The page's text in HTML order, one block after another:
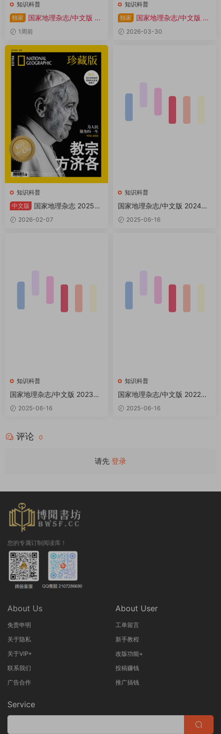
知识科普
独家
国家地理杂志/中文版 20
26年1-12月共12本 PDF
1周前
知识科普
独家
国家地理杂志/中文版 20
25全年共12本 PDF
2026-03-30
知识科普
中文版
国家地理杂志 2025特
辑：教宗方济各 PDF
2026-02-07
知识科普
国家地理杂志/中文版 2024全
年共12本 PDF
2025-06-16
知识科普
国家地理杂志/中文版 2023全
年共12本 PDF
2025-06-16
知识科普
国家地理杂志/中文版 2022全
年共12本 PDF
2025-06-16
评论 0
请先 登录
您的专属订制阅读库！
About Us
免责申明
关于隐私
关于VIP+
联系我们
广告合作
About User
工单留言
新手教程
改版功能+
投稿赚钱
推广搞钱
Service